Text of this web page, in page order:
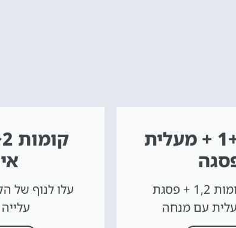
קומות 1+2 + מעלית
כרטיסים לקומות 1,2 + פסגת
עם מנחה